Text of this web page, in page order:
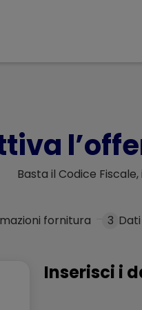
Basta il Codice
fornitura 3
Inserisci i